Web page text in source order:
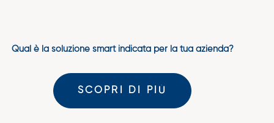
Qual è la soluzione smart indicata per la tua azienda?
SCOPRI DI PIÙ